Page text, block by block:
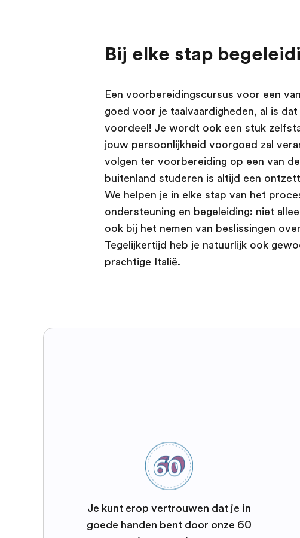
Bij elke stap
Een voorbereidingscursus voor een
goed voor je taalvaardigheden, al is
voordeel! Je wordt ook een stuk
jouw persoonlijkheid voorgoed zal
volgen ter voorbereiding op een van
buitenland studeren is altijd een
We helpen je in elke stap van het
ondersteuning en begeleiding: niet
ook bij het nemen van beslissingen
Tegelijkertijd heb je natuurlijk ook
prachtige Italië.
Je kunt erop vertrouwen dat je in
goede handen bent door onze 60